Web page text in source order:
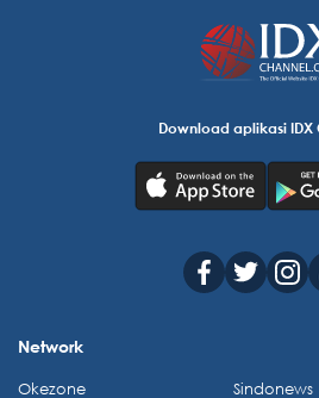
Download aplikasi IDX
Network
Okezone
Sindonews